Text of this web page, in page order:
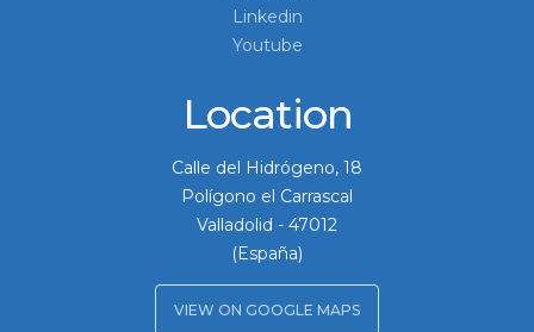
Linkedin
Youtube
Location
Calle del Hidrógeno, 18
Polígono el Carrascal
Valladolid - 47012
(España)
VIEW ON GOOGLE MAPS